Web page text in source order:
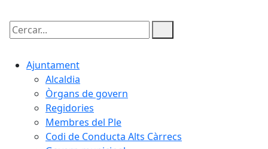
Cercar:
Ajuntament
Alcaldia
Òrgans de govern
Regidories
Membres del Ple
Codi de Conducta Alts Càrrecs